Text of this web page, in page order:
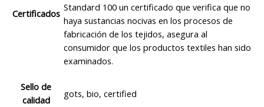
Certificados
Standard 100 un certificado que verifica que no
haya sustancias nocivas en los procesos de
fabricación de los tejidos, asegura al
consumidor que los productos textiles han sido
examinados.
Sello de
calidad
gots, bio, certified